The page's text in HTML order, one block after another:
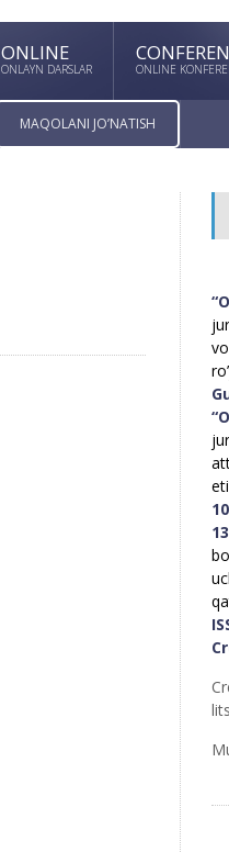
ONLINE
ONLAYN DARSLAR ONLINE
MAQOLANI JO’NATISH